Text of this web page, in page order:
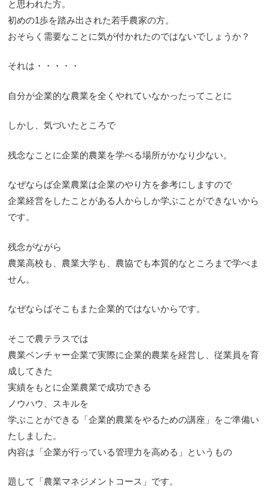
と思われた方。
初めの1歩を踏み出された若手農家の方。
おそらく需要なことに気が付かれたのではないでしょうか？
それは・・・・・
自分が企業的な農業を全くやれていなかったってことに
しかし、気づいたところで
残念なことに企業的農業を学べる場所がかなり少ない。
なぜならば企業農業は企業のやり方を参考にしますので
企業経営をしたことがある人からしか学ぶことができないから
です。
残念がながら
農業高校も、農業大学も、農協でも本質的なところまで学べま
せん。
なぜならばそこもまた企業的ではないからです。
そこで農テラスでは
農業ベンチャー企業で実際に企業的農業を経営し、従業員を育
成してきた
実績をもとに企業農業で成功できる
ノウハウ、スキルを
学ぶことができる「企業的農業をやるための講座」をご準備い
たしました。
内容は「企業が行っている管理力を高める」というもの
題して「農業マネジメントコース」です。